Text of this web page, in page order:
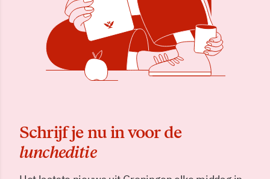
Schrijf je nu in voor de
luncheditie